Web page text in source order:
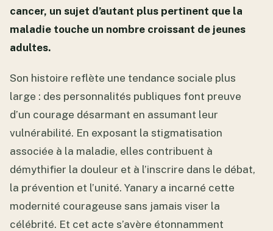
cancer, un sujet d’autant plus pertinent que la
maladie touche un nombre croissant de jeunes
adultes.
Son histoire reflète une tendance sociale plus
large : des personnalités publiques font preuve
d’un courage désarmant en assumant leur
vulnérabilité. En exposant la stigmatisation
associée à la maladie, elles contribuent à
démythifier la douleur et à l’inscrire dans le débat,
la prévention et l’unité. Yanary a incarné cette
modernité courageuse sans jamais viser la
célébrité. Et cet acte s’avère étonnamment